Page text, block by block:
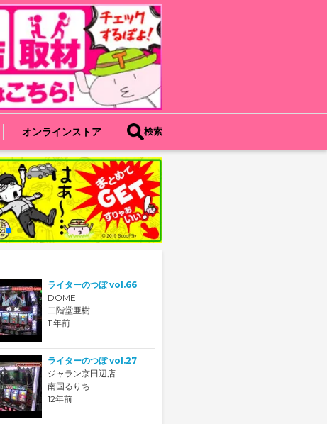
オンラインストア 検索
ライターのつぼ vol.66
DOME
二階堂亜樹
11年前
ライターのつぼ vol.27
ジャラン京田辺店
南国るりち
12年前